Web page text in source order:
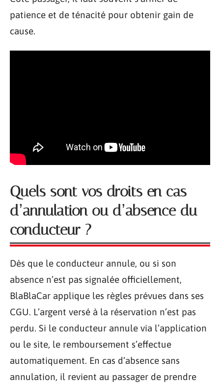
patience et de ténacité pour obtenir gain de
cause.
Quels sont vos droits en cas
d’annulation ou d’absence du
conducteur ?
Dès que le conducteur annule, ou si son
absence n’est pas signalée officiellement,
BlaBlaCar applique les règles prévues dans ses
CGU. L’argent versé à la réservation n’est pas
perdu. Si le conducteur annule via l’application
ou le site, le remboursement s’effectue
automatiquement. En cas d’absence sans
annulation, il revient au passager de prendre